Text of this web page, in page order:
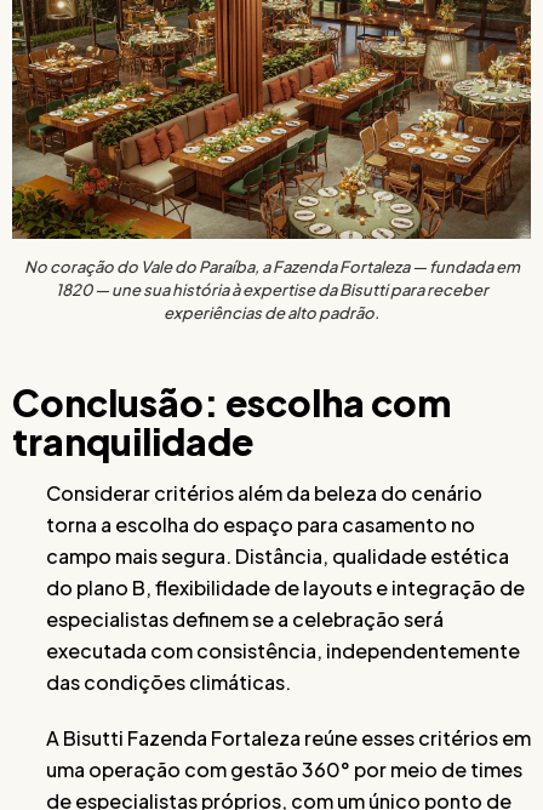
No coração do Vale do Paraíba, a Fazenda Fortaleza — fundada em
1820 — une sua história à expertise da Bisutti para receber
experiências de alto padrão.
Conclusão: escolha com
tranquilidade
Considerar critérios além da beleza do cenário
torna a escolha do espaço para casamento no
campo mais segura. Distância, qualidade estética
do plano B, flexibilidade de layouts e integração de
especialistas definem se a celebração será
executada com consistência, independentemente
das condições climáticas.
A Bisutti Fazenda Fortaleza reúne esses critérios em
uma operação com gestão 360° por meio de times
de especialistas próprios, com um único ponto de